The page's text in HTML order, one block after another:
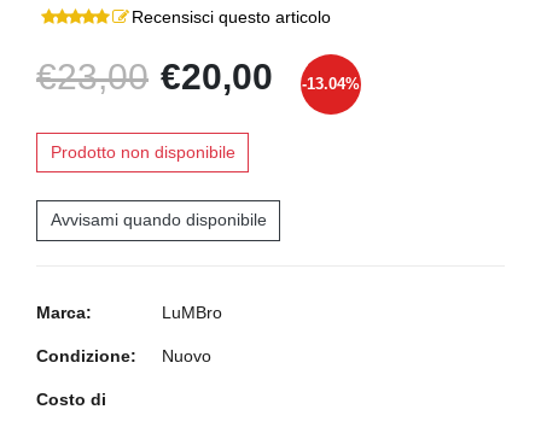
Recensisci questo articolo
€23,00 €20,00 -13.04%
Prodotto non disponibile
Avvisami quando disponibile
Marca: LuMBro
Condizione: Nuovo
Costo di